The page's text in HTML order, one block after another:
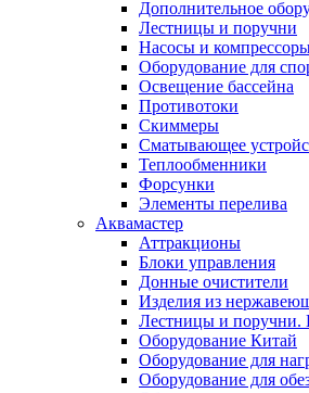
Дополнительное
Лестницы и поручни
Насосы и
Оборудование для
Освещение бассейна
Противотоки
Скиммеры
Сматывающее
Теплообменники
Форсунки
Элементы перелива
Аквамастер
Аттракционы
Блоки управления
Донные очистители
Изделия из
Лестницы и поручни.
Оборудование Китай
Оборудование для
Оборудование для